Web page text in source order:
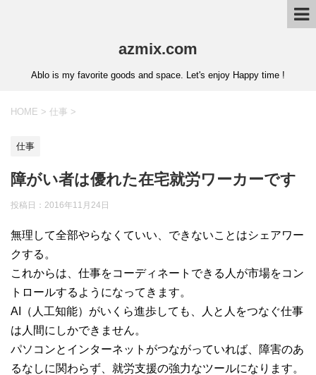
azmix.com
Ablo is my favorite goods and space. Let's enjoy Happy time !
HOME > 仕事 >
仕事
障がい者は優れた在宅就労ワーカーです
投稿日： 2016年11月24日
無理して全部やらなくていい、できないことはシェアワー
クする。
これからは、仕事をコーディネートできる人が市場をコン
トロールするようになってきます。
AI（人工知能）がいくら進歩しても、人と人をつなぐ仕事
は人間にしかできません。
パソコンとインターネットがつながっていれば、障害のあ
るなしに関わらず、就労支援の強力なツールになります。